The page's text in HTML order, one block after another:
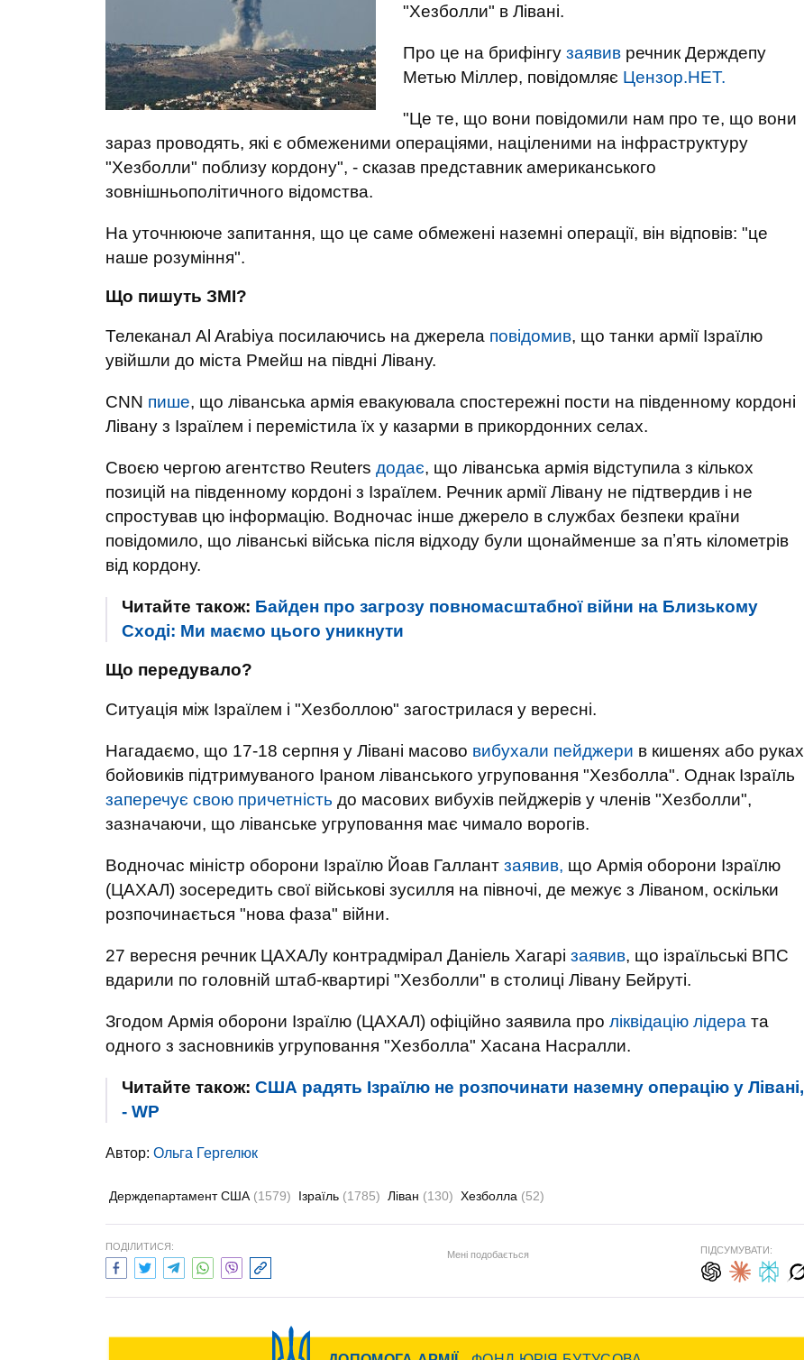
"Хезболли" в Лівані.
Про це на брифінгу заявив речник Держдепу
Метью Міллер, повідомляє Цензор.НЕТ.
"Це те, що вони повідомили нам про те, що вони
зараз проводять, які є обмеженими операціями, націленими на інфраструктуру
"Хезболли" поблизу кордону", - сказав представник американського
зовнішньополітичного відомства.
На уточнююче запитання, що це саме обмежені наземні операції, він відповів: "це
наше розуміння".
Що пишуть ЗМІ?
Телеканал Al Arabiya посилаючись на джерела повідомив, що танки армії Ізраїлю
увійшли до міста Рмейш на півдні Лівану.
CNN пише, що ліванська армія евакуювала спостережні пости на південному кордоні
Лівану з Ізраїлем і перемістила їх у казарми в прикордонних селах.
Своєю чергою агентство Reuters додає, що ліванська армія відступила з кількох
позицій на південному кордоні з Ізраїлем. Речник армії Лівану не підтвердив і не
спростував цю інформацію. Водночас інше джерело в службах безпеки країни
повідомило, що ліванські війська після відходу були щонайменше за пʼять кілометрів
від кордону.
Читайте також: Байден про загрозу повномасштабної війни на Близькому
Сході: Ми маємо цього уникнути
Що передувало?
Ситуація між Ізраїлем і "Хезболлою" загострилася у вересні.
Нагадаємо, що 17-18 серпня у Лівані масово вибухали пейджери в кишенях або руках
бойовиків підтримуваного Іраном ліванського угруповання "Хезболла". Однак Ізраїль
заперечує свою причетність до масових вибухів пейджерів у членів "Хезболли",
зазначаючи, що ліванське угруповання має чимало ворогів.
Водночас міністр оборони Ізраїлю Йоав Галлант заявив, що Армія оборони Ізраїлю
(ЦАХАЛ) зосередить свої військові зусилля на півночі, де межує з Ліваном, оскільки
розпочинається "нова фаза" війни.
27 вересня речник ЦАХАЛу контрадмірал Даніель Хагарі заявив, що ізраїльські ВПС
вдарили по головній штаб-квартирі "Хезболли" в столиці Лівану Бейруті.
Згодом Армія оборони Ізраїлю (ЦАХАЛ) офіційно заявила про ліквідацію лідера та
одного з засновників угруповання "Хезболла" Хасана Насралли.
Читайте також: США радять Ізраїлю не розпочинати наземну операцію у Лівані,
- WP
Автор: Ольга Гергелюк
Держдепартамент США (1579) Ізраїль (1785) Ліван (130) Хезболла (52)
ПОДІЛИТИСЯ:
Мені подобається ПІДСУМУВАТИ: